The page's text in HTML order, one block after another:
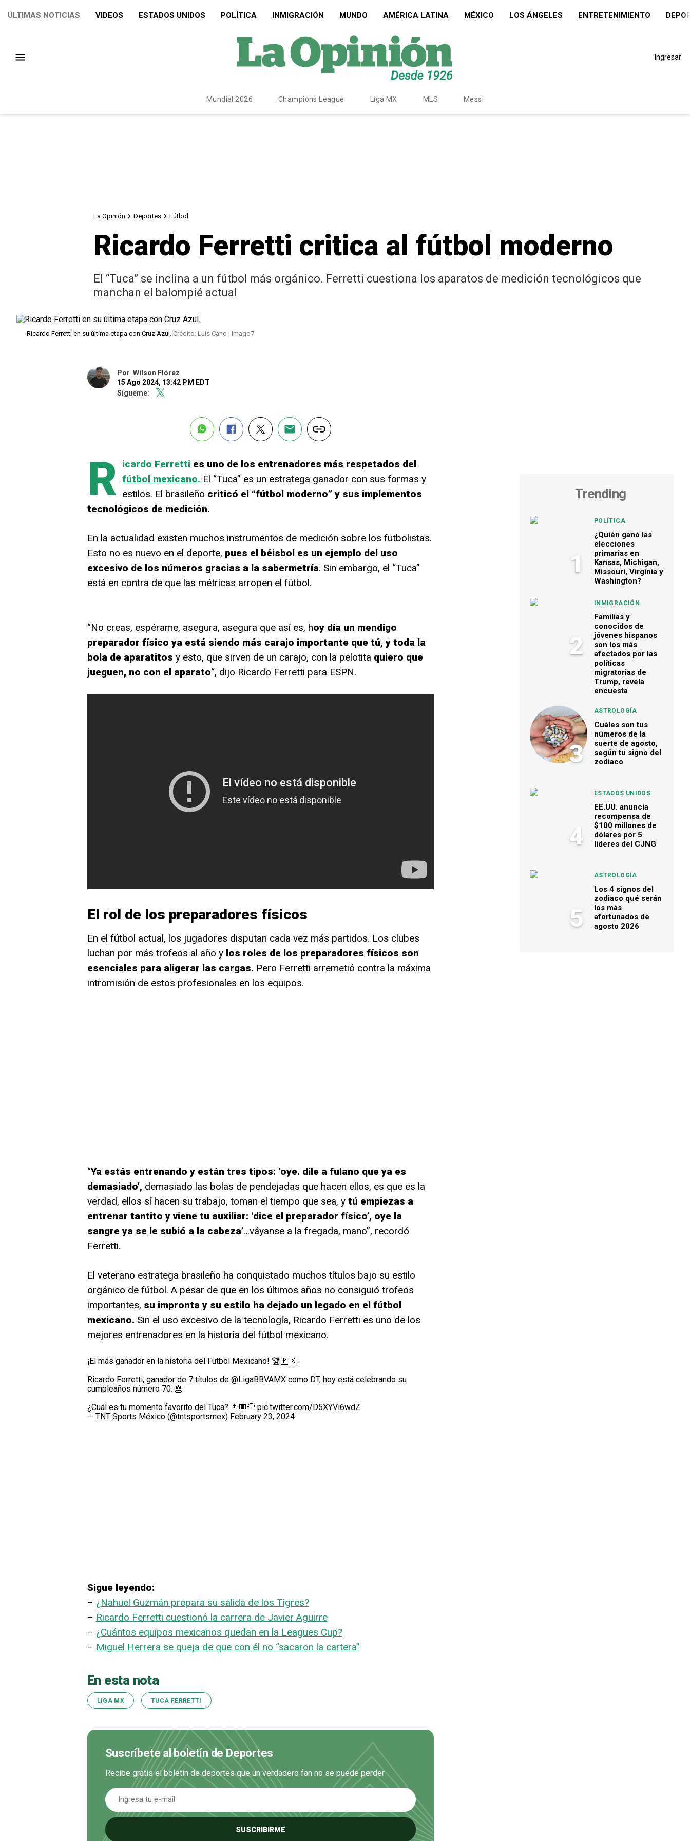
ÚLTIMAS NOTICIAS VIDEOS ESTADOS UNIDOS POLÍTICA INMIGRACIÓN MUNDO AMÉRICA LATINA MÉXICO LOS ÁNGELES ENTRETENIMIENTO
Ingresar
Mundial 2026 Champions League Liga MX MLS Messi
La Opinión Deportes Fútbol
Ricardo Ferretti critica al fútbol moderno
El “Tuca” se inclina a un fútbol más orgánico. Ferretti cuestiona los aparatos de medición tecnológicos que
manchan el balompié actual
Ricardo Ferretti en su última etapa con Cruz Azul. Crédito: Luis Cano | Imago7
Por Wilson Flórez
15 Ago 2024, 13:42 PM EDT
Sígueme:
R icardo Ferretties uno de los entrenadores más respetados del
fútbol mexicano. El “Tuca” es un estratega ganador con sus formas y
estilos. El brasileño criticó el “fútbol moderno” y sus implementos
tecnológicos de medición.
En la actualidad existen muchos instrumentos de medición sobre los futbolistas.
Esto no es nuevo en el deporte, pues el béisbol es un ejemplo del uso
excesivo de los números gracias a la sabermetría. Sin embargo, el “Tuca”
está en contra de que las métricas arropen el fútbol.
“No creas, espérame, asegura, asegura que así es, hoy día un mendigo
preparador físico ya está siendo más carajo importante que tú, y toda la
bola de aparatitos y esto, que sirven de un carajo, con la pelotita quiero que
jueguen, no con el aparato“, dijo Ricardo Ferretti para ESPN.
El rol de los preparadores físicos
En el fútbol actual, los jugadores disputan cada vez más partidos. Los clubes
luchan por más trofeos al año ylos roles de los preparadores físicos son
esenciales para aligerar las cargas. Pero Ferretti arremetió contra la máxima
intromisión de estos profesionales en los equipos.
“Ya estás entrenando y están tres tipos: ‘oye. dile a fulano que ya es
demasiado’, demasiado las bolas de pendejadas que hacen ellos, es que es la
verdad, ellos sí hacen su trabajo, toman el tiempo que sea, y tú empiezas a
entrenar tantito y viene tu auxiliar: ‘dice el preparador físico’, oye la
sangre ya se le subió a la cabeza’…váyanse a la fregada, mano”, recordó
Ferretti.
El veterano estratega brasileño ha conquistado muchos títulos bajo su estilo
orgánico de fútbol. A pesar de que en los últimos años no consiguió trofeos
importantes, su impronta y su estilo ha dejado un legado en el fútbol
mexicano. Sin el uso excesivo de la tecnología, Ricardo Ferretti es uno de los
mejores entrenadores en la historia del fútbol mexicano.
¡El más ganador en la historia del Futbol Mexicano! 🏆🇲🇽
Ricardo Ferretti, ganador de 7 títulos de @LigaBBVAMXcomo DT, hoy está celebrando su
cumpleaños número 70. 🎂
¿Cuál es tu momento favorito del Tuca? 👨🏼‍🦳 pic.twitter.com/D5XYVi6wdZ
— TNT Sports México (@tntsportsmex) February 23, 2024
Sigue leyendo:
– ¿Nahuel Guzmán prepara su salida de los Tigres?
– Ricardo Ferretti cuestionó la carrera de Javier Aguirre
– ¿Cuántos equipos mexicanos quedan en la Leagues Cup?
– Miguel Herrera se queja de que con él no “sacaron la cartera”
En esta nota
LIGA MX TUCA FERRETTI
Suscríbete al boletín de Deportes
Recibe gratis el boletín de deportes que un verdadero fan no se puede perder
SUSCRIBIRME
Trending
1
POLÍTICA
¿Quién ganó las
elecciones
primarias en
Kansas, Michigan,
Missouri, Virginia y
Washington?
2
INMIGRACIÓN
Familias y
conocidos de
jóvenes hispanos
son los más
afectados por las
políticas
migratorias de
Trump, revela
encuesta
3
ASTROLOGÍA
Cuáles son tus
números de la
suerte de agosto,
según tu signo del
zodiaco
4
ESTADOS UNIDOS
EE.UU. anuncia
recompensa de
$100 millones de
dólares por 5
líderes del CJNG
5
ASTROLOGÍA
Los 4 signos del
zodiaco qué serán
los más
afortunados de
agosto 2026